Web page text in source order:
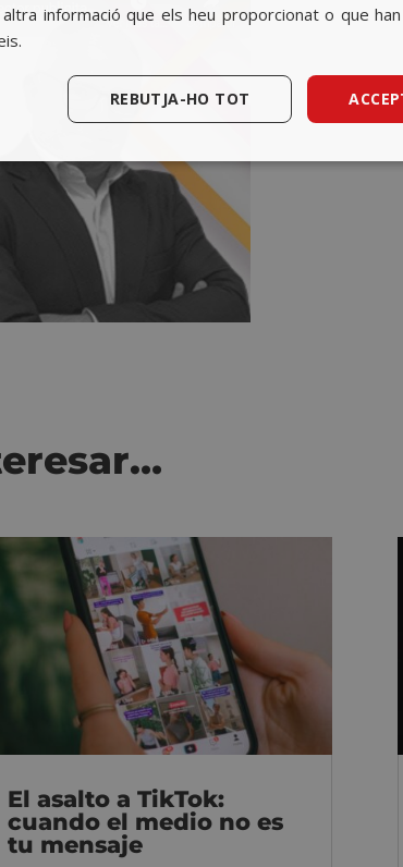
El asalto a TikTok:
cuando el medio no es
tu mensaje
informació que els heu proporcionat o que
REBUTJA-HO TOT